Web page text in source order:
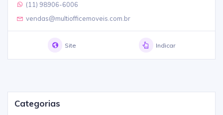
Categorias
(11) 98906-6006
vendas@multiofficemoveis.com.br
Site Indicar